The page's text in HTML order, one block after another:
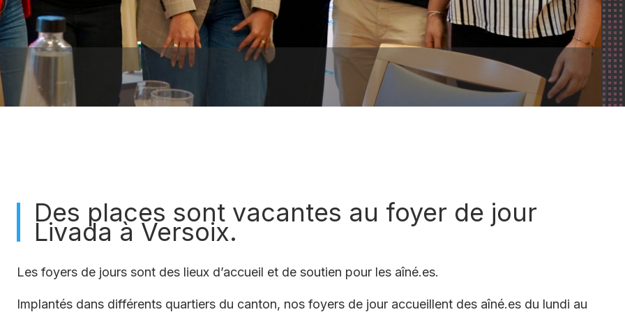
publics
haies et
des parcelles
Religion
Boîte d’échange entre
voisins
Seniors
Croix-Rouge
communales
pour la
de la mairie
(cartes
et lois
2023
Des places sont vacantes au foyer de jour
Livada à Versoix.
Les foyers de jours sont des lieux d’accueil et de soutien pour les aîné.es.
Implantés dans différents quartiers du canton, nos foyers de jour accueillent des aîné.es du lundi au